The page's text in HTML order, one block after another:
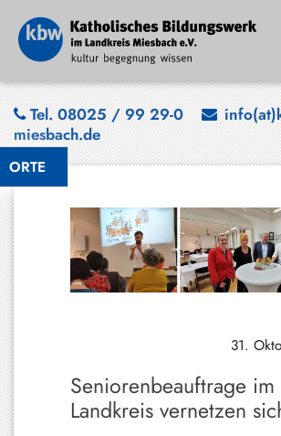
ORTE
Tel. 08025 / 99 29-0
miesbach.de
31.
Seniorenbeauftrage im
Landkreis vernetzen
Bad
Wiessee
Bayrischzell
Darching
Elbach
Gmund
Holzkirchen
Hundham